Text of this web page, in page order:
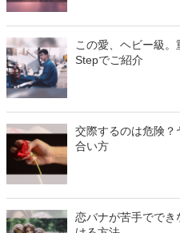
この愛、ヘビー級
Stepでご紹介
交際するのは危険？
合い方
恋バナが苦手ででき